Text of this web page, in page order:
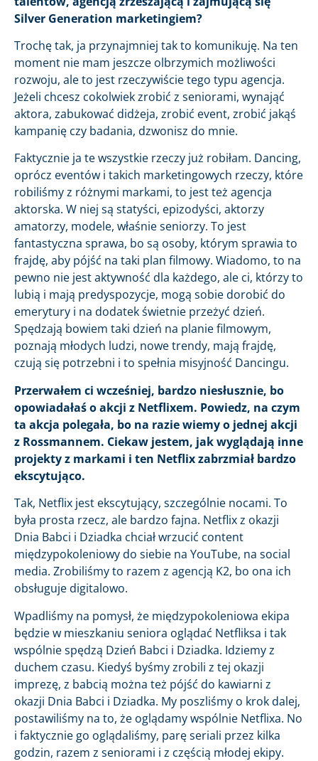
Silver Generation marketingiem?
Trochę tak, ja przynajmniej tak to komunikuję. Na ten
moment nie mam jeszcze olbrzymich możliwości
rozwoju, ale to jest rzeczywiście tego typu agencja.
Jeżeli chcesz cokolwiek zrobić z seniorami, wynająć
aktora, zabukować didżeja, zrobić event, zrobić jakąś
kampanię czy badania, dzwonisz do mnie.
Faktycznie ja te wszystkie rzeczy już robiłam. Dancing,
oprócz eventów i takich marketingowych rzeczy, które
robiliśmy z różnymi markami, to jest też agencja
aktorska. W niej są statyści, epizodyści, aktorzy
amatorzy, modele, właśnie seniorzy. To jest
fantastyczna sprawa, bo są osoby, którym sprawia to
frajdę, aby pójść na taki plan filmowy. Wiadomo, to na
pewno nie jest aktywność dla każdego, ale ci, którzy to
lubią i mają predyspozycje, mogą sobie dorobić do
emerytury i na dodatek świetnie przeżyć dzień.
Spędzają bowiem taki dzień na planie filmowym,
poznają młodych ludzi, nowe trendy, mają frajdę,
czują się potrzebni i to spełnia misyjność Dancingu.
Przerwałem ci wcześniej, bardzo niesłusznie, bo
opowiadałaś o akcji z Netflixem. Powiedz, na czym
ta akcja polegała, bo na razie wiemy o jednej akcji
z Rossmannem. Ciekaw jestem, jak wyglądają inne
projekty z markami i ten Netflix zabrzmiał bardzo
ekscytująco.
Tak, Netflix jest ekscytujący, szczególnie nocami. To
była prosta rzecz, ale bardzo fajna. Netflix z okazji
Dnia Babci i Dziadka chciał wrzucić content
międzypokoleniowy do siebie na YouTube, na social
media. Zrobiliśmy to razem z agencją K2, bo ona ich
obsługuje digitalowo.
Wpadliśmy na pomysł, że międzypokoleniowa ekipa
będzie w mieszkaniu seniora oglądać Netfliksa i tak
wspólnie spędzą Dzień Babci i Dziadka. Idziemy z
duchem czasu. Kiedyś byśmy zrobili z tej okazji
imprezę, z babcią można też pójść do kawiarni z
okazji Dnia Babci i Dziadka. My poszliśmy o krok dalej,
postawiliśmy na to, że oglądamy wspólnie Netflixa. No
i faktycznie go oglądaliśmy, parę seriali przez kilka
godzin, razem z seniorami i z częścią młodej ekipy.